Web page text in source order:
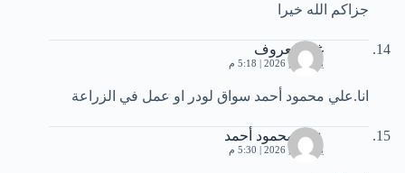
جزاكم الله خيرا
غير معروف
يونيو 20, 2026 | 5:18 م
انا.علي محمود أحمد سواق لودر او عمل في الزراعة
على محمود أحمد
يونيو 20, 2026 | 5:30 م